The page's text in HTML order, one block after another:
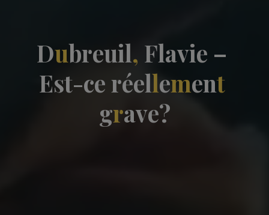
Dubreuil, Flavie –
Est-ceréellement
grave?